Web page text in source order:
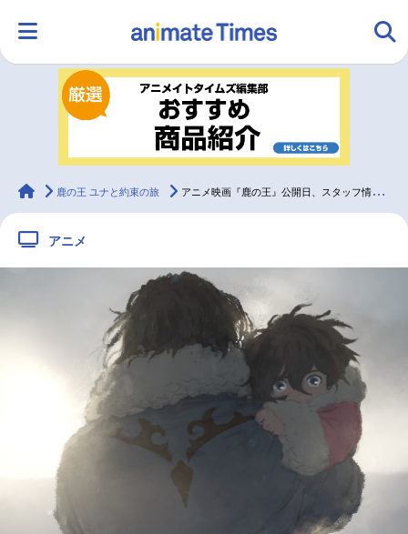
ランキング アニメ
ラジオ みんなの声
配信・Vtuber トレンド 無料マンガ
アニメ記事一覧 声優記事一覧
アニメ映画一覧 実写化映画一覧
今期アニメ曜日別一覧
春アニメ
animateTimes
鹿の王 ユナと約束の旅 アニメ映画『鹿の王』公開日、スタッフ情報、イメージカット解禁
アニメ